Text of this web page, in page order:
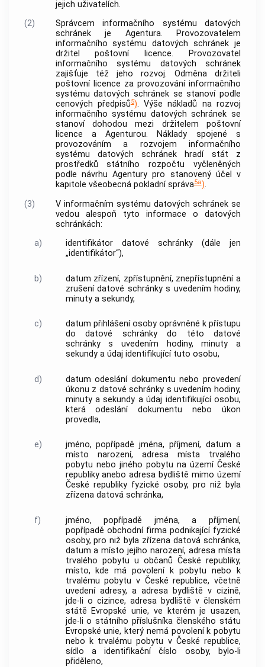
jejich uživatelích.
(2)
Správcem informačního systému datových
schránek je Agentura. Provozovatelem
informačního systému datových schránek je
držitel poštovní licence. Provozovatel
informačního systému datových schránek
zajišťuje též jeho rozvoj. Odměna držiteli
poštovní licence za provozování informačního
systému datových schránek se stanoví podle
cenových předpisů5). Výše nákladů na rozvoj
informačního systému datových schránek se
stanoví dohodou mezi držitelem poštovní
licence a Agenturou. Náklady spojené s
provozováním a rozvojem informačního
systému datových schránek hradí stát z
prostředků státního rozpočtu vyčleněných
podle návrhu Agentury pro stanovený účel v
kapitole všeobecná pokladní správa5a).
(3)
V informačním systému datových schránek se
vedou alespoň tyto informace o datových
schránkách:
a)
identifikátor datové schránky (dále jen
„identifikátor“),
b)
datum zřízení, zpřístupnění, znepřístupnění a
zrušení datové schránky s uvedením hodiny,
minuty a sekundy,
c)
datum přihlášení osoby oprávněné k přístupu
do datové schránky do této datové
schránky s uvedením hodiny, minuty a
sekundy a údaj identifikující tuto osobu,
d)
datum odeslání dokumentu nebo provedení
úkonu z datové schránky s uvedením hodiny,
minuty a sekundy a údaj identifikující osobu,
která odeslání dokumentu nebo úkon
provedla,
e)
jméno, popřípadě jména, příjmení, datum a
místo narození, adresa místa trvalého
pobytu nebo jiného pobytu na území České
republiky anebo adresa bydliště mimo území
České republiky fyzické osoby, pro niž byla
zřízena datová schránka,
f)
jméno, popřípadě jména, a příjmení,
popřípadě obchodní firma podnikající fyzické
osoby, pro niž byla zřízena datová schránka,
datum a místo jejího narození, adresa místa
trvalého pobytu u občanů České republiky,
místo, kde má povolení k pobytu nebo k
trvalému pobytu v České republice, včetně
uvedení adresy, a adresa bydliště v cizině,
jde-li o cizince, adresa bydliště v členském
státě Evropské unie, ve kterém je usazen,
jde-li o státního příslušníka členského státu
Evropské unie, který nemá povolení k pobytu
nebo k trvalému pobytu v České republice,
sídlo a identifikační číslo osoby, bylo-li
přiděleno,